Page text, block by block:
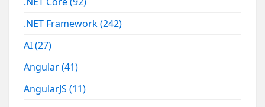
.NET Framework(242)
AI(27)
Angular(41)
AngularJS(11)